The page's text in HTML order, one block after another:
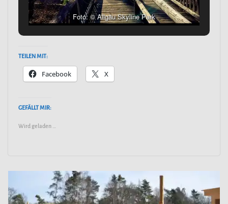
Foto: © Allgäu Skyline Park
TEILEN MIT:
Facebook X
GEFÄLLT MIR:
Wird geladen …